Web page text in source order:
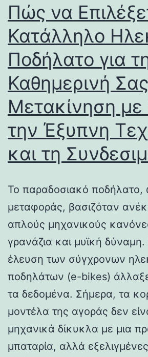
Πώς να
Κατάλληλο
Ποδήλατο για
Καθημερινή Σας
Μετακίνηση
την Έξυπνη
και τη
Το παραδοσιακό ποδήλατο,
μεταφοράς, βασιζόταν
απλούς μηχανικούς
γρανάζια και μυϊκή
έλευση των σύγχρονων
ποδηλάτων (e-bikes) άλλαξε
τα δεδομένα. Σήμερα, τα
μοντέλα της αγοράς δεν
μηχανικά δίκυκλα με μια
μπαταρία, αλλά